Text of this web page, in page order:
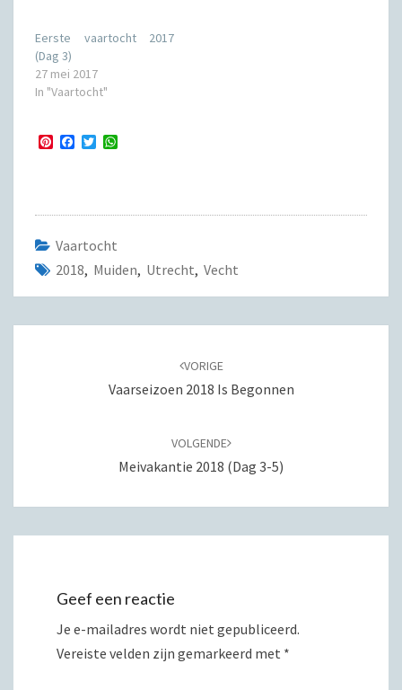
Eerste vaartocht 2017
(Dag 3)
27 mei 2017
In "Vaartocht"
P
r
s
t
o
k
T
e
A
Vaartocht
2018, Muiden, Utrecht, Vecht
VORIGE
Vaarseizoen 2018 Is Begonnen
VOLGENDE
Meivakantie 2018 (dag 3-5)
Geef een reactie
Je e-mailadres wordt niet gepubliceerd.
Vereiste velden zijn gemarkeerd met *